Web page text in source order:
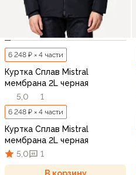
6 248 ₽ × 4 части
Куртка Сплав Mistral
мембрана 2L черная
5,0
1
6 248 ₽ × 4 части
Куртка Сплав Mistral
мембрана 2L черная
5,0
1